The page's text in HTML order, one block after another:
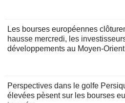
Les bourses européennes
hausse mercredi, les
développements au Moyen-Orient
Perspectives dans le golfe
élevées pèsent sur les bourses